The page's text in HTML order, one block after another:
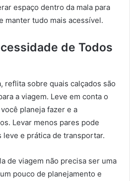
espaço dentro da mala para
manter tudo mais acessível.
de Todos
reflita sobre quais calçados são
a viagem. Leve em conta o
planeja fazer e a
Levar menos pares pode
leve e prática de transportar.
de viagem não precisa ser uma
pouco de planejamento e